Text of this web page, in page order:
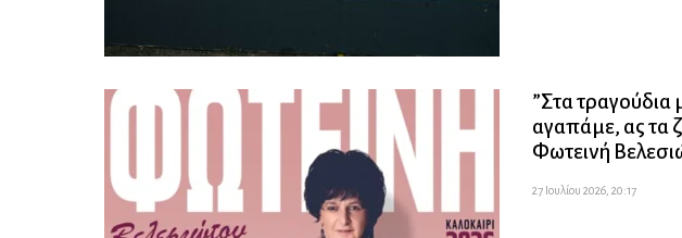
”Στα
αγαπάμε, ας τα
Φωτεινή
27 Ιουλίου 2026, 20:17